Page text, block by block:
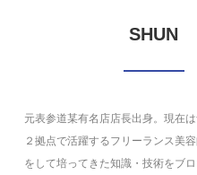
SHUN
元表参道某有名店店長出身。現在
２拠点で活躍するフリーランス美
をして培ってきた知識・技術をブ